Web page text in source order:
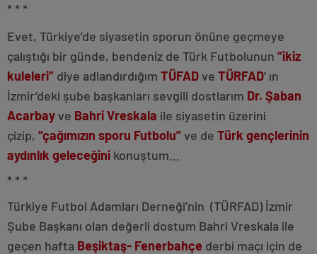
* * *
Evet, Türkiye’de siyasetin sporun önüne geçmeye
çalıştığı bir günde, bendeniz de Türk Futbolunun “ikiz
kuleleri” diye adlandırdığım TÜFADve TÜRFAD’ ın
İzmir’deki şube başkanları sevgili dostlarım Dr. Şaban
Acarbayve Bahri Vreskala ile siyasetin üzerini
çizip, “çağımızın sporu Futbolu”ve de Türk gençlerinin
aydınlık geleceğini konuştum…
* * *
Türkiye Futbol Adamları Derneği’nin (TÜRFAD) İzmir
Şube Başkanı olan değerli dostum Bahri Vreskala ile
geçen hafta Beşiktaş- Fenerbahçe derbi maçı için de